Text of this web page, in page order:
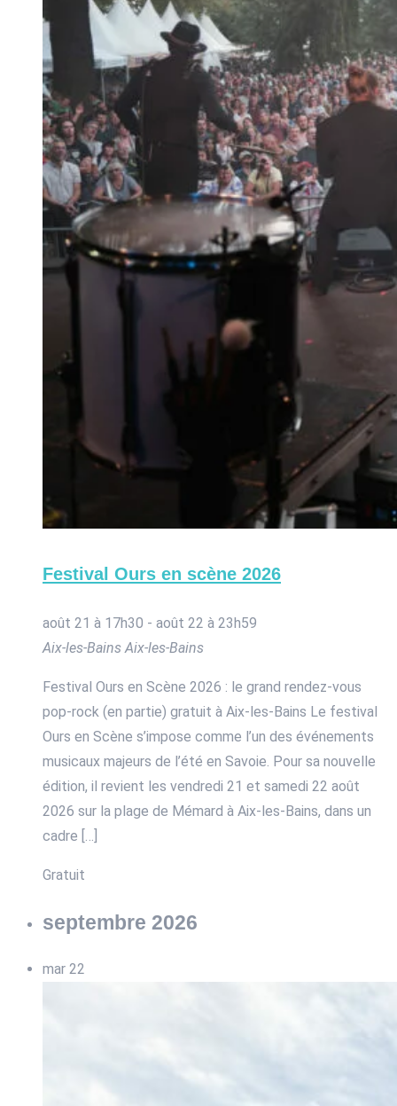
Festival Ours en scène 2026
août 21 à 17h30 - août 22 à 23h59
Aix-les-BainsAix-les-Bains
Festival Ours en Scène 2026 : le grand rendez-vous
pop-rock (en partie) gratuit à Aix-les-Bains Le festival
Ours en Scène s’impose comme l’un des événements
musicaux majeurs de l’été en Savoie. Pour sa nouvelle
édition, il revient les vendredi 21 et samedi 22 août
2026 sur la plage de Mémard à Aix-les-Bains, dans un
cadre […]
Gratuit
septembre 2026
mar 22